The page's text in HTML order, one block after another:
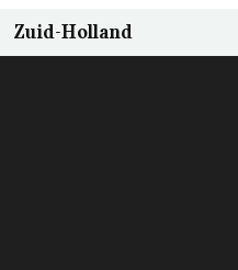
Zuid-Holland